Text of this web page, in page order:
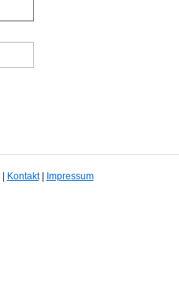
| Kontakt| Impressum